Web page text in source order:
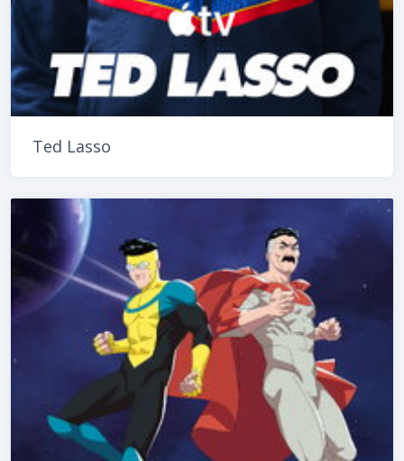
Ted Lasso